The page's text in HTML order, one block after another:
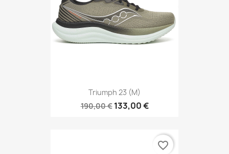
Triumph 23 (M)
190,00 € 133,00 €
favorite_border